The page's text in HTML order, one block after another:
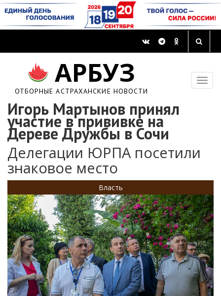
АРБУЗ
ОТБОРНЫЕ АСТРАХАНСКИЕ НОВОСТИ
Игорь Мартынов принял
участие в прививке на
Дереве Дружбы в Сочи
Делегации ЮРПА посетили
знаковое место
Власть